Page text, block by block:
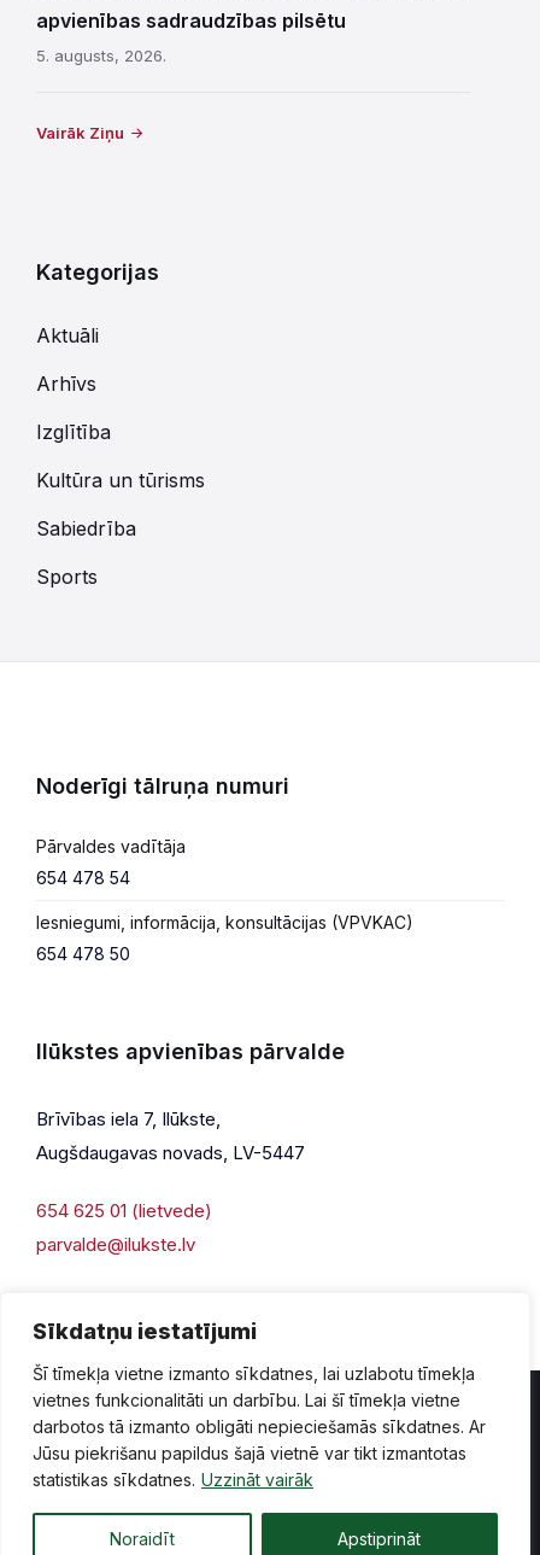
Sīkdatņu iestatījumi
Šī tīmekļa vietne izmanto sīkdatnes, lai uzlabotu tīmekļa
vietnes funkcionalitāti un darbību. Lai šī tīmekļa vietne
darbotos tā izmanto obligāti nepieciešamās sīkdatnes. Ar
Jūsu piekrišanu papildus šajā vietnē var tikt izmantotas
statistikas sīkdatnes. Uzzināt vairāk
Noraidīt Apstiprināt
apvienības sadraudzības pilsētu
5. augusts, 2026.
Vairāk Ziņu
Kategorijas
Aktuāli
Arhīvs
Izglītība
Kultūra un tūrisms
Sabiedrība
Sports
Noderīgi tālruņa numuri
Pārvaldes vadītāja
654 478 54
Iesniegumi, informācija, konsultācijas (VPVKAC)
654 478 50
Ilūkstes apvienības pārvalde
Brīvības iela 7, Ilūkste,
Augšdaugavas novads, LV-5447
654 625 01 (lietvede)
parvalde@ilukste.lv
Privātuma politika Piekļūstamība
Lapas karte
© 2026 Ilūkste, publicētā satura visas tiesības aizsargātas.